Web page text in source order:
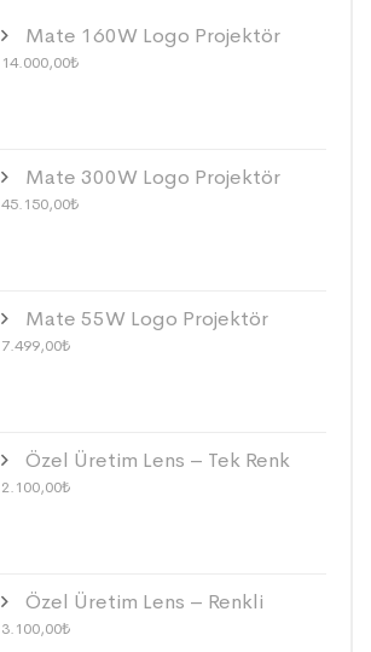
Mate 160W Logo Projektör
14.000,00₺
Mate 300W Logo Projektör
45.150,00₺
Mate 55W Logo Projektör
7.499,00₺
Özel Üretim Lens – Tek Renk
2.100,00₺
Özel Üretim Lens – Renkli
3.100,00₺